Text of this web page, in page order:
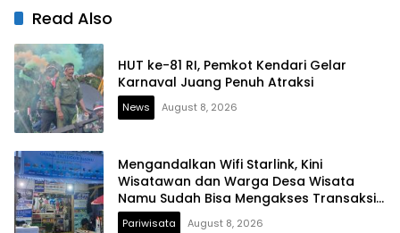
LainRead Also
HUT ke-81 RI, Pemkot Kendari Gelar
Karnaval Juang Penuh Atraksi
News August 8, 2026
Mengandalkan Wifi Starlink, Kini
Wisatawan dan Warga Desa Wisata
Namu Sudah Bisa Mengakses Transaksi
Digital
Pariwisata August 8, 2026